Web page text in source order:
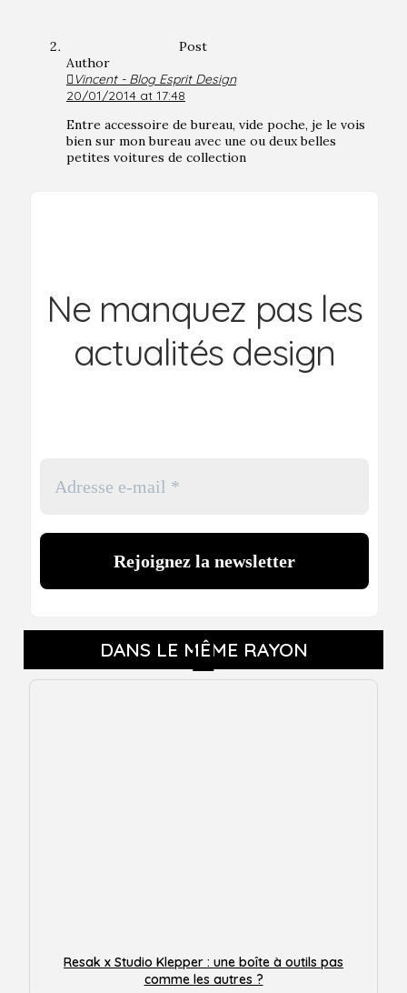
Post
Author
Vincent - Blog Esprit Design
20/01/2014 at 17:48
Entre accessoire de bureau, vide poche, je le vois
bien sur mon bureau avec une ou deux belles
petites voitures de collection
Ne manquez pas les
actualités design
DANS LE MÊME RAYON
Resak x Studio Klepper : une boîte à outils pas
comme les autres ?